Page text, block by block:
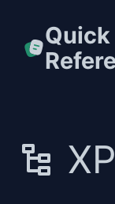
Quick